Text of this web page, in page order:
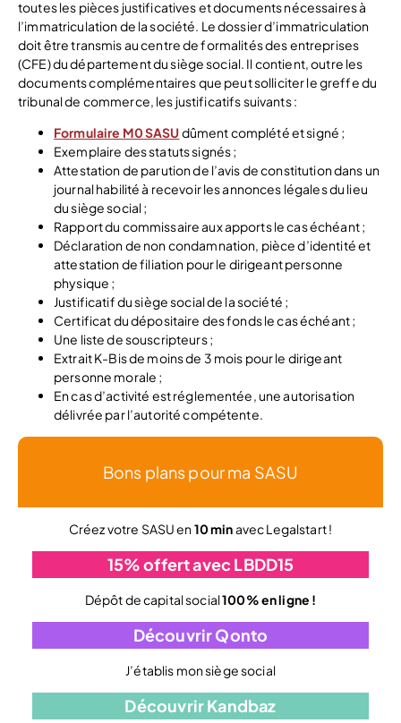
toutes les pièces justificatives et documents nécessaires à
l’immatriculation de la société. Le dossier d’immatriculation
doit être transmis au centre de formalités des entreprises
(CFE) du département du siège social. Il contient, outre les
documents complémentaires que peut solliciter le greffe du
tribunal de commerce, les justificatifs suivants :
Formulaire M0 SASUdûment complété et signé ;
Exemplaire des statuts signés ;
Attestation de parution de l’avis de constitution dans un
journal habilité à recevoir les annonces légales du lieu
du siège social ;
Rapport du commissaire aux apports le cas échéant ;
Déclaration de non condamnation, pièce d’identité et
attestation de filiation pour le dirigeant personne
physique ;
Justificatif du siège social de la société ;
Certificat du dépositaire des fonds le cas échéant ;
Une liste de souscripteurs ;
Extrait K-Bis de moins de 3 mois pour le dirigeant
personne morale ;
En cas d’activité est réglementée, une autorisation
délivrée par l’autorité compétente.
Bons plans pour ma SASU
Créez votre SASU en10 minavec Legalstart !
15% offert avec LBDD15
Dépôt de capital social100% en ligne !
Découvrir Qonto
J’établis mon siège social
Découvrir Kandbaz